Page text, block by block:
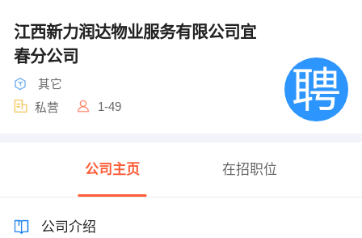
江西新力润达物业服务有限公司宜
春分公司
其它
私营
1-49
公司主页 在招职位
公司介绍